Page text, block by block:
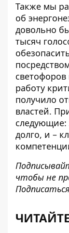
Также мы
об
довольно
тысяч
работу
получило
властей.
следующие:
долго, и –
чтобы не